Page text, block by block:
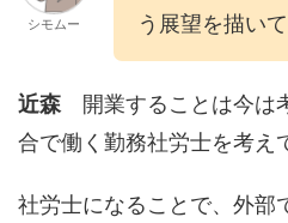
シモムー
う展望を描い
近森開業することは今は
合で働く勤務社労士を考え
社労士になることで、外部